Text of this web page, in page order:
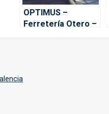
OPTIMUS –
Ferretería Otero –